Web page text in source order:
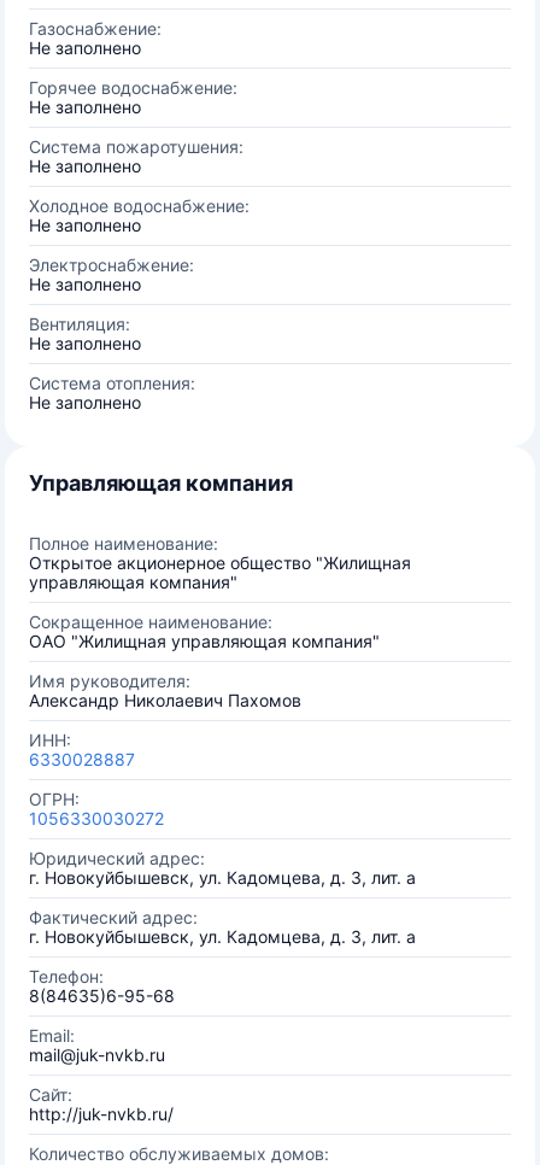
Газоснабжение:
Не заполнено
Горячее водоснабжение:
Не заполнено
Система пожаротушения:
Не заполнено
Холодное водоснабжение:
Не заполнено
Электроснабжение:
Не заполнено
Вентиляция:
Не заполнено
Система отопления:
Не заполнено
Управляющая компания
Полное наименование:
Открытое акционерное общество "Жилищная
управляющая компания"
Сокращенное наименование:
ОАО "Жилищная управляющая компания"
Имя руководителя:
Александр Николаевич Пахомов
ИНН:
6330028887
ОГРН:
1056330030272
Юридический адрес:
г. Новокуйбышевск, ул. Кадомцева, д. 3, лит. а
Фактический адрес:
г. Новокуйбышевск, ул. Кадомцева, д. 3, лит. а
Телефон:
8(84635)6-95-68
Email:
mail@juk-nvkb.ru
Сайт:
http://juk-nvkb.ru/
Количество обслуживаемых домов: